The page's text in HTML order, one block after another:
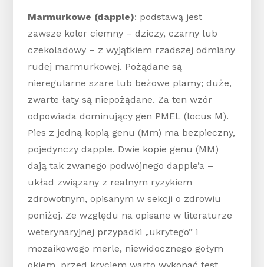
Marmurkowe (dapple): podstawą jest
zawsze kolor ciemny – dziczy, czarny lub
czekoladowy – z wyjątkiem rzadszej odmiany
rudej marmurkowej. Pożądane są
nieregularne szare lub beżowe plamy; duże,
zwarte łaty są niepożądane. Za ten wzór
odpowiada dominujący gen PMEL (locus M).
Pies z jedną kopią genu (Mm) ma bezpieczny,
pojedynczy dapple. Dwie kopie genu (MM)
dają tak zwanego podwójnego dapple’a –
układ związany z realnym ryzykiem
zdrowotnym, opisanym w sekcji o zdrowiu
poniżej. Ze względu na opisane w literaturze
weterynaryjnej przypadki „ukrytego” i
mozaikowego merle, niewidocznego gołym